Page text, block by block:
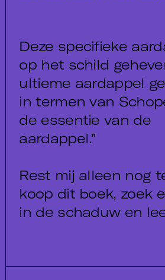
Deze specifieke
op het schild
ultieme aardappel
in termen van
de essentie van de
aardappel.”
Rest mij alleen nog
koop dit boek, zoek
in de schaduw en